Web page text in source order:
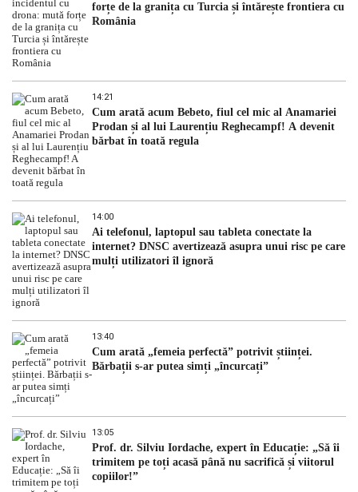
forțe de la granița cu Turcia și întărește frontiera cu
România
14:21
Cum arată acum Bebeto, fiul cel mic al Anamariei
Prodan și al lui Laurențiu Reghecampf! A devenit
bărbat în toată regula
14:00
Ai telefonul, laptopul sau tableta conectate la
internet? DNSC avertizează asupra unui risc pe care
mulți utilizatori îl ignoră
13:40
Cum arată „femeia perfectă” potrivit științei.
Bărbații s-ar putea simți „încurcați”
13:05
Prof. dr. Silviu Iordache, expert în Educație: „Să îi
trimitem pe toți acasă până nu sacrifică și viitorul
copiilor!”